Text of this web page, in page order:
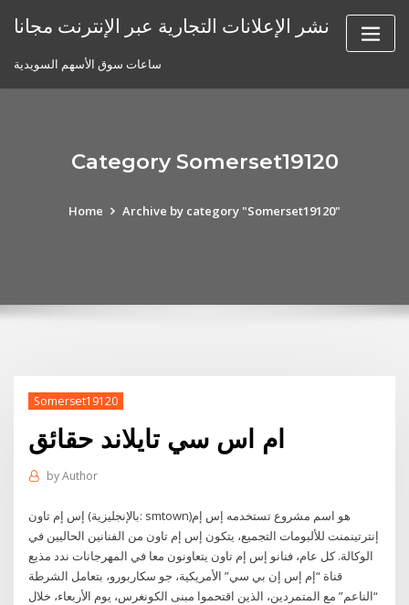
نشر الإعلانات التجارية عبر الإنترنت مجانا
ساعات سوق الأسهم السويدية
Category Somerset19120
Home Archive by category "Somerset19120"
Somerset19120
ام اس سي تايلاند حقائق
byAuthor
إس إم تاون (بالإنجليزية: smtown)‏ هو اسم مشروع تستخدمه إس إم
إنترتينمنت للألبومات التجميع، يتكون إس إم تاون من الفنانين الحاليين في
الوكالة. كل عام، فنانو إس إم تاون يتعاونون معا في المهرجانات ندد مذيع
قناة “إم إس إن بي سي” الأمريكية، جو سكاربورو، بتعامل الشرطة
“الناعم” مع المتمردين، الذين اقتحموا مبنى الكونغرس، يوم الأربعاء، خلال